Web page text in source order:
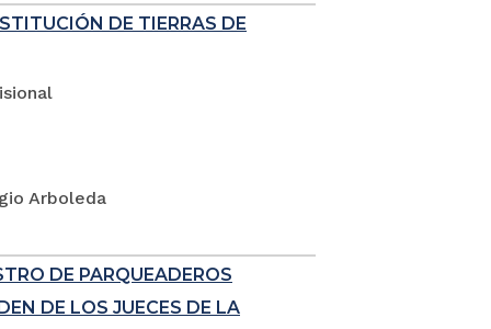
DE TIERRAS DE
Arboleda
DE PARQUEADEROS
DE LOS JUECES DE LA